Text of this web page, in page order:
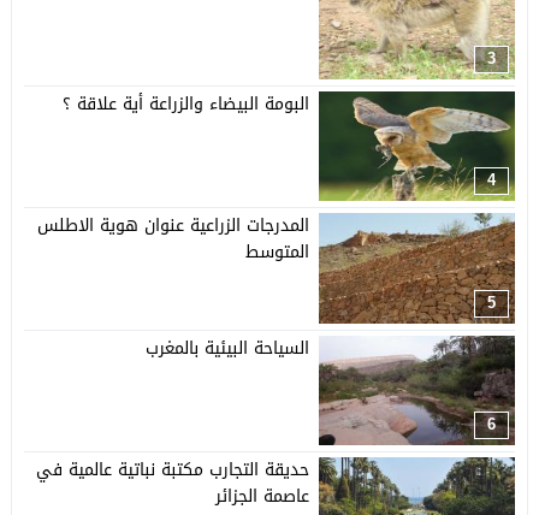
3
4
البومة البيضاء والزراعة أية علاقة ؟
5
المدرجات الزراعية عنوان هوية الاطلس
المتوسط
6
السياحة البيئية بالمغرب
حديقة التجارب مكتبة نباتية عالمية في
عاصمة الجزائر